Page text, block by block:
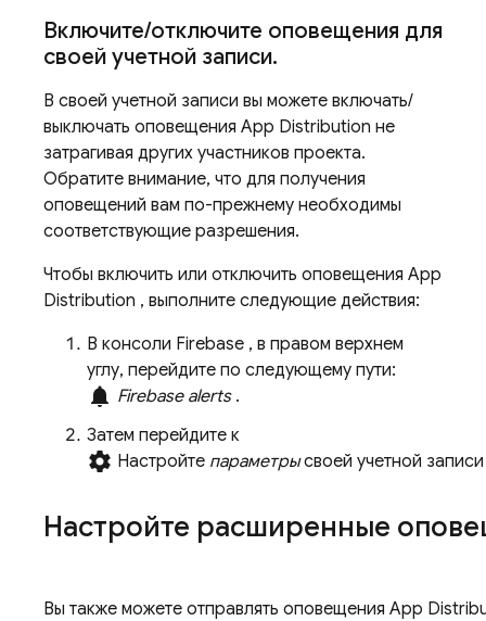
Включите/отключите оповещения для
своей учетной записи.
В своей учетной записи вы можете включать/
выключать оповещения App Distribution не
затрагивая других участников проекта.
Обратите внимание, что для получения
оповещений вам по-прежнему необходимы
соответствующие разрешения.
Чтобы включить или отключить оповещения App
Distribution , выполните следующие действия:
В консоли Firebase , в правом верхнем
углу, перейдите по следующему пути:
notifications Firebase alerts.
Затем перейдите к
settings Настройте параметрысвоей учетной
Настройте расширенные
Вы также можете отправлять оповещения App